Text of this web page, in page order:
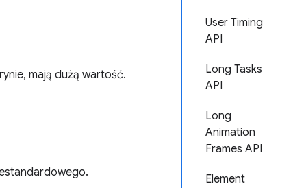
User Timing
API
Long Tasks
API
Long
Animation
Frames API
Element
mają dużą wartość.